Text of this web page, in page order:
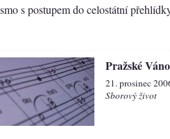
s postupem do celostátní
Pražské
21. prosinec
Sborový život